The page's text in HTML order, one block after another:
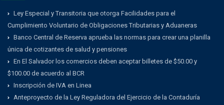
Ley Especial y Transitoria que otorga Facilidades para el
Cumplimiento Voluntario de Obligaciones Tributarias y Aduaneras
Banco Central de Reserva aprueba las normas para crear una planilla
única de cotizantes de salud y pensiones
En El Salvador los comercios deben aceptar billetes de $50.00 y
$100.00 de acuerdo al BCR
Inscripción de IVA en Linea
Anteproyecto de la Ley Reguladora del Ejercicio de la Contaduría